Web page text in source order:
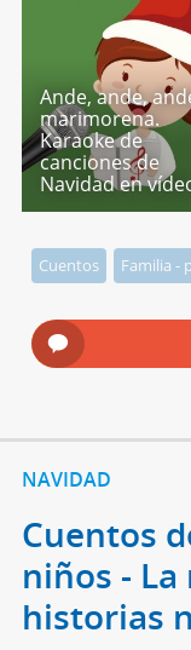
Ande, ande,
marimorena.
Karaoke de
canciones de
Navidad en
Cuentos Familia -
NAVIDAD
Cuentos
niños - La
historias